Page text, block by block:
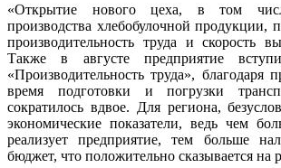
«Открытие нового цеха, в том
производства хлебобулочной продукции,
производительность труда и скорость
Также в августе предприятие
«Производительность труда», благодаря
время подготовки и погрузки
сократилось вдвое. Для региона,
экономические показатели, ведь чем
реализует предприятие, тем больше
бюджет, что положительно сказывается на